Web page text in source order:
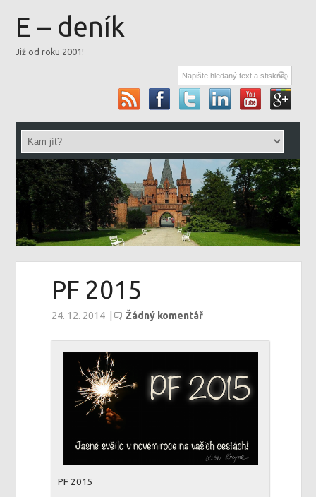
E – deník
Již od roku 2001!
PF 2015
24. 12. 2014 | Žádný komentář
PF 2015